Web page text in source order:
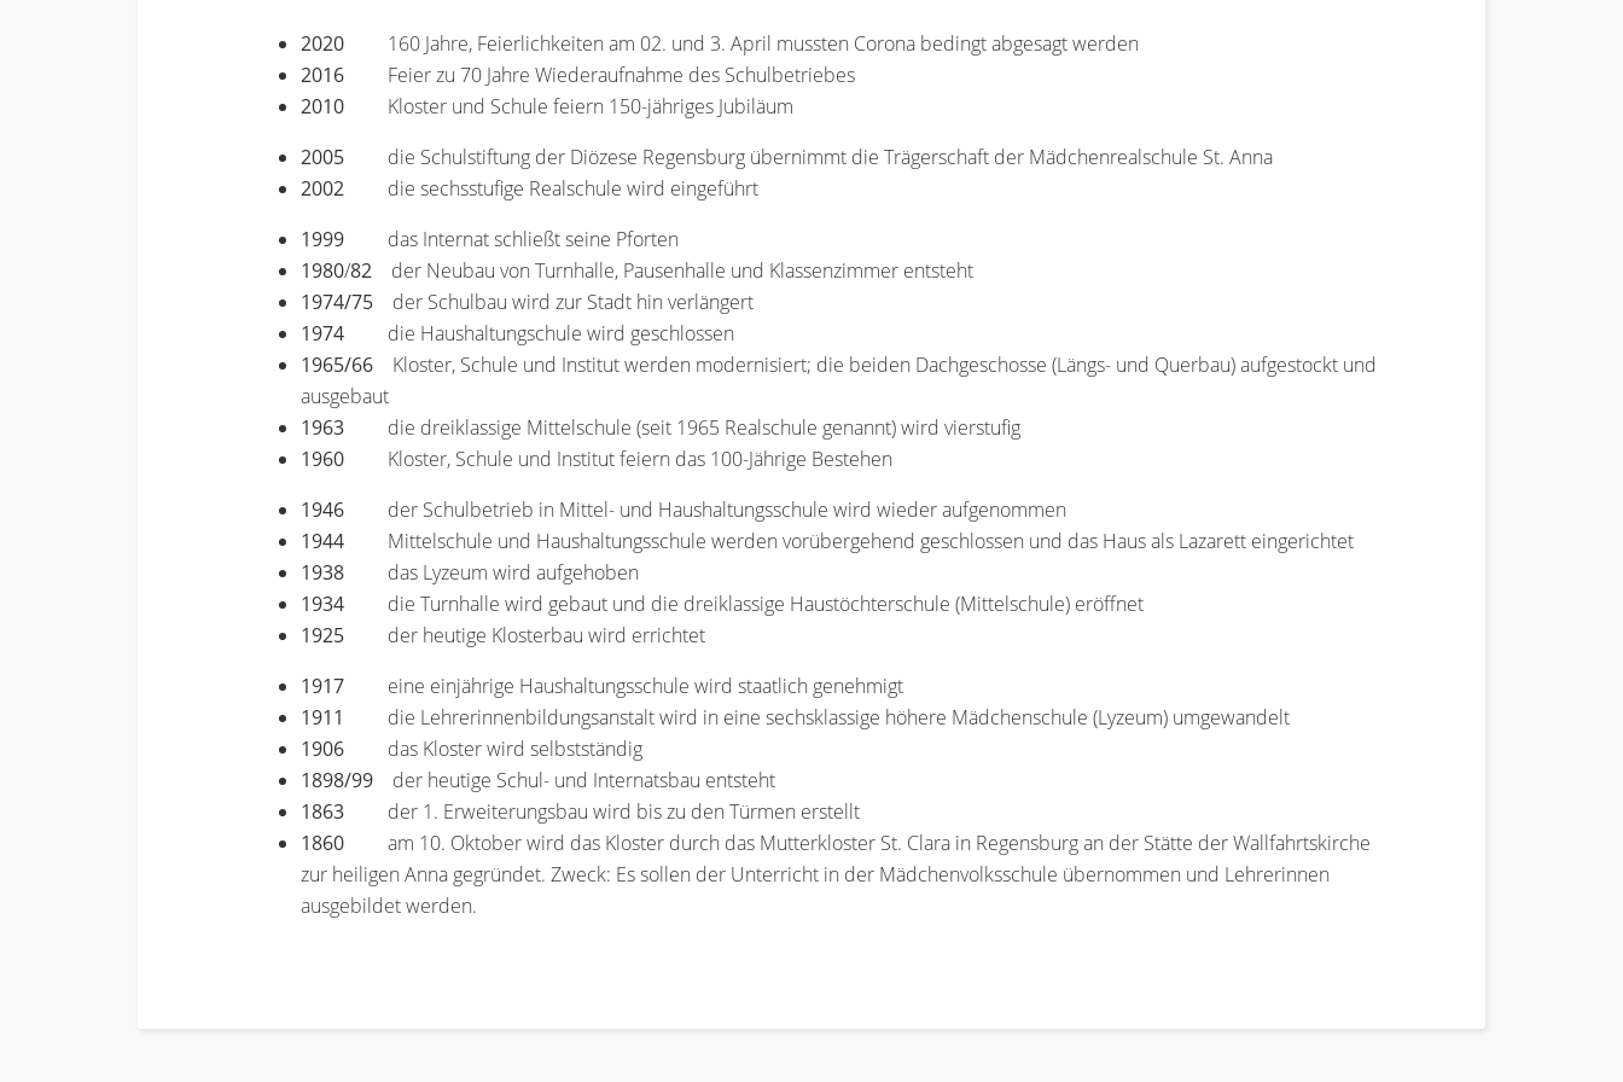
2020
160 Jahre, Feierlichkeiten am 02. und 3. April mussten Corona bedingt abgesagt werden
2016 Feier zu 70 Jahre Wiederaufnahme des Schulbetriebes
2010 Kloster und Schule feiern 150-jähriges Jubiläum
2005 die Schulstiftung der Diözese Regensburg übernimmt die Trägerschaft der Mädchenrealschule St. Anna
2002 die sechsstufige Realschule wird eingeführt
1999 das Internat schließt seine Pforten
1980/82 der Neubau von Turnhalle, Pausenhalle und Klassenzimmer entsteht
1974/75 der Schulbau wird zur Stadt hin verlängert
1974 die Haushaltungschule wird geschlossen
1965/66 Kloster, Schule und Institut werden modernisiert; die beiden Dachgeschosse (Längs- und Querbau) aufgestockt und
ausgebaut
1963 die dreiklassige Mittelschule (seit 1965 Realschule genannt) wird vierstufig
1960 Kloster, Schule und Institut feiern das 100-Jährige Bestehen
1946 der Schulbetrieb in Mittel- und Haushaltungsschule wird wieder aufgenommen
1944 Mittelschule und Haushaltungsschule werden vorübergehend geschlossen und das Haus als Lazarett eingerichtet
1938 das Lyzeum wird aufgehoben
1934 die Turnhalle wird gebaut und die dreiklassige Haustöchterschule (Mittelschule) eröffnet
1925 der heutige Klosterbau wird errichtet
1917 eine einjährige Haushaltungsschule wird staatlich genehmigt
1911 die Lehrerinnenbildungsanstalt wird in eine sechsklassige höhere Mädchenschule (Lyzeum) umgewandelt
1906 das Kloster wird selbstständig
1898/99 der heutige Schul- und Internatsbau entsteht
1863 der 1. Erweiterungsbau wird bis zu den Türmen erstellt
1860
am 10. Oktober wird das Kloster durch das Mutterkloster St. Clara in Regensburg an der Stätte der Wallfahrtskirche
zur heiligen Anna gegründet. Zweck: Es sollen der Unterricht in der Mädchenvolksschule übernommen und Lehrerinnen
ausgebildet werden.